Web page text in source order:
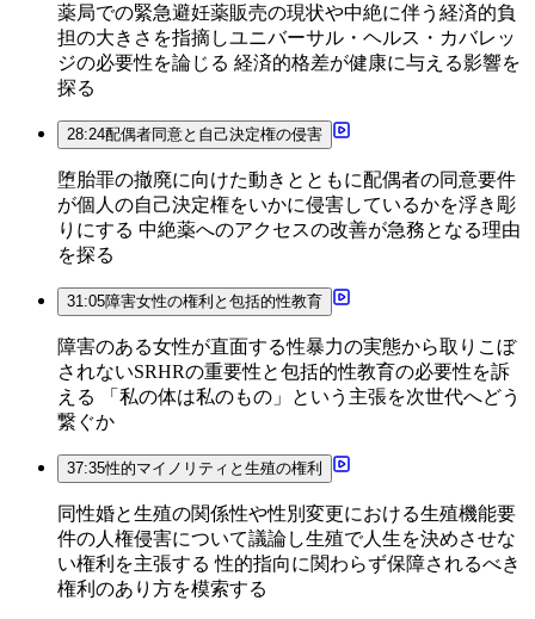
薬局での緊急避妊薬販売の現状や中絶に伴う経済的負
担の大きさを指摘しユニバーサル・ヘルス・カバレッ
ジの必要性を論じる 経済的格差が健康に与える影響を
探る
28:24配偶者同意と自己決定権の侵害
堕胎罪の撤廃に向けた動きとともに配偶者の同意要件
が個人の自己決定権をいかに侵害しているかを浮き彫
りにする 中絶薬へのアクセスの改善が急務となる理由
を探る
31:05障害女性の権利と包括的性教育
障害のある女性が直面する性暴力の実態から取りこぼ
されないSRHRの重要性と包括的性教育の必要性を訴
える 「私の体は私のもの」という主張を次世代へどう
繋ぐか
37:35性的マイノリティと生殖の権利
同性婚と生殖の関係性や性別変更における生殖機能要
件の人権侵害について議論し生殖で人生を決めさせな
い権利を主張する 性的指向に関わらず保障されるべき
権利のあり方を模索する